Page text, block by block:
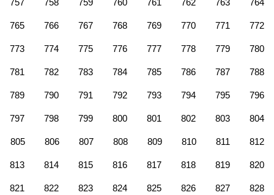
757 758 759 760 761 762 763 764
765 766 767 768 769 770 771 772
773 774 775 776 777 778 779 780
781 782 783 784 785 786 787 788
789 790 791 792 793 794 795 796
797 798 799 800 801 802 803 804
805 806 807 808 809 810 811 812
813 814 815 816 817 818 819 820
821 822 823 824 825 826 827 828